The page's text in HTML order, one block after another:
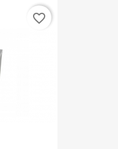
favorite_border